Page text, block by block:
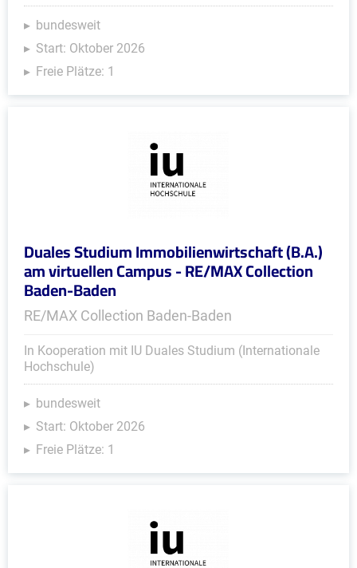
bundesweit
Start: Oktober 2026
Freie Plätze: 1
Duales Studium Immobilienwirtschaft (B.A.)
am virtuellen Campus - RE/MAX Collection
Baden-Baden
RE/MAX Collection Baden-Baden
In Kooperation mit IU Duales Studium (Internationale
Hochschule)
bundesweit
Start: Oktober 2026
Freie Plätze: 1